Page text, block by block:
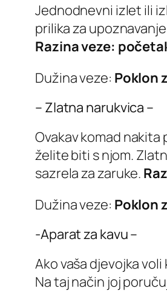
Jednodnevni izlet ili
prilika za
Razina veze:
Dužina veze: Poklon
– Zlatna narukvica –
Ovakav komad
želite biti s njom.
sazrela za zaruke.
Dužina veze: Poklon
-Aparat za kavu –
Ako vaša djevojka
Na taj način joj